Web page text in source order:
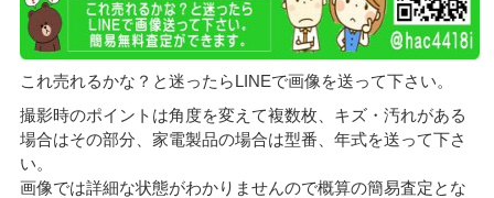
これ売れるかな？と迷ったらLINEで画像を送って下さい。
撮影時のポイントは角度を変えて複数枚、キズ・汚れがある
場合はその部分、家電製品の場合は型番、年式を送って下さ
い。
画像では詳細な状態がわかりませんので概算の簡易査定とな